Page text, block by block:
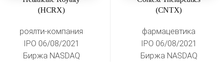
(HCRX)
роялти-компания
IPO 06/08/2021
Биржа NASDAQ
(CNTX)
фармацевтика
IPO 06/08/2021
Биржа NASDAQ